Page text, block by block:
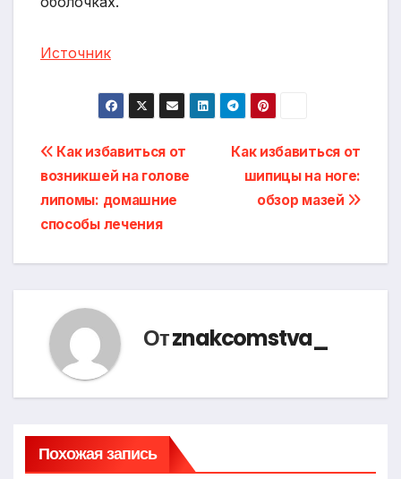
Источник
Навигация
по
записям
Как избавиться от
шипицы на ноге:
обзор мазей
Как избавиться от
возникшей на голове
липомы: домашние
способы лечения
Отznakcomstva_
Похожая запись